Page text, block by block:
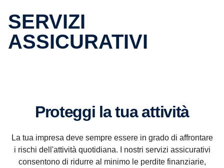
SERVIZI
ASSICURATIVI
Proteggi la tua attività
La tua impresa deve sempre essere in grado di affrontare
i rischi dell'attività quotidiana. I nostri servizi assicurativi
consentono di ridurre al minimo le perdite finanziarie,